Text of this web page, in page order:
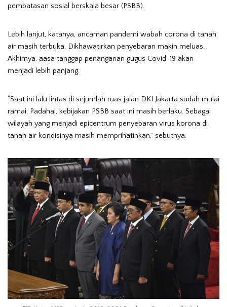
pembatasan sosial berskala besar (PSBB).
Lebih lanjut, katanya, ancaman pandemi wabah corona di tanah
air masih terbuka. Dikhawatirkan penyebaran makin meluas.
Akhirnya, aasa tanggap penanganan gugus Covid-19 akan
menjadi lebih panjang.
“Saat ini lalu lintas di sejumlah ruas jalan DKI Jakarta sudah mulai
ramai. Padahal, kebijakan PSBB saat ini masih berlaku. Sebagai
wilayah yang menjadi epicentrum penyebaran virus korona di
tanah air kondisinya masih memprihatinkan,” sebutnya.